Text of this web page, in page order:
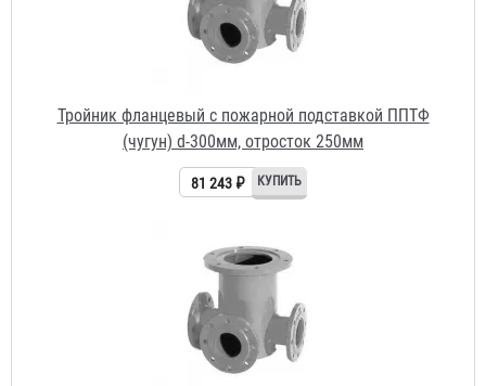
(чугун) d-300мм, отросток 250мм
81 243 ₽
Тройник фланцевый с пожарной подставкой ППТФ
(чугун) d-300мм, отросток 300мм
88 571 ₽